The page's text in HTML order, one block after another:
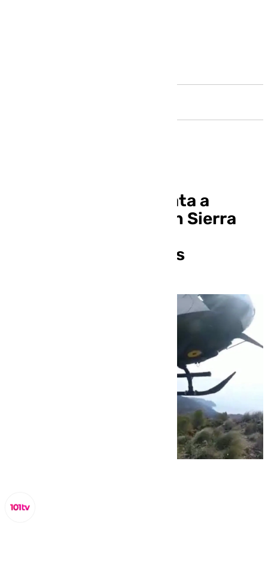
La Guardia Civil rescata a
cuatro senderistas en Sierra
condiciones extremas